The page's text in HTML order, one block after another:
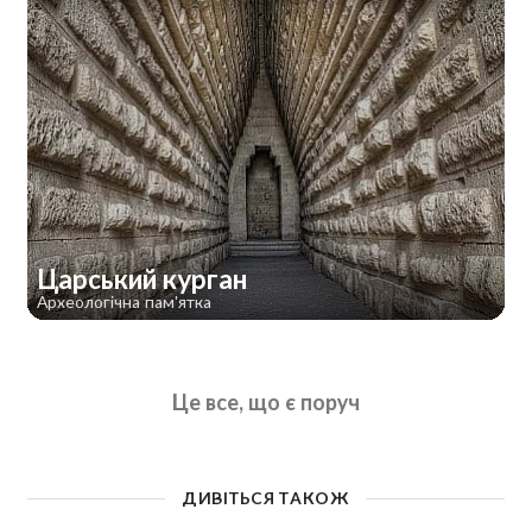
Царський курган
Археологічна пам'ятка
Це все, що є поруч
ДИВІТЬСЯ ТАКОЖ